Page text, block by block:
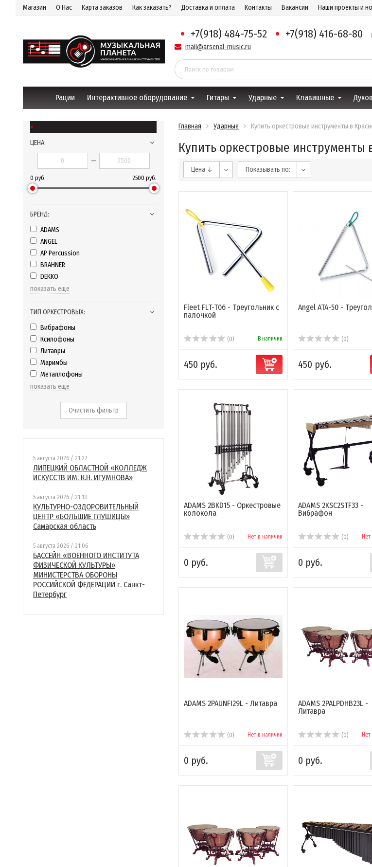
Магазин О Нас Карта заказов Как заказать? Доставка и оплата Контакты Вакансии Наши проекты и
+7(918) 484-75-52 +7(918) 416-68-80
mail@arsenal-music.ru
Рации Интерактивное оборудование Гитары Ударные Клавишные
×
ЦЕНА:
—
0 руб. 2500 руб.
БРЕНД:
ADAMS
ANGEL
AP Percussion
BRAHNER
DEKKO
показать еще
ТИП ОРКЕСТРОВЫХ:
Вибрафоны
Ксилофоны
Литавры
Маримбы
Металлофоны
показать еще
Очистить фильтр
5 августа 2026 / 21:27
ЛИПЕЦКИЙ ОБЛАСТНОЙ «КОЛЛЕДЖ
ИСКУССТВ ИМ. К.Н. ИГУМНОВА»
5 августа 2026 / 21:13
КУЛЬТУРНО-ОЗДОРОВИТЕЛЬНЫЙ
ЦЕНТР «БОЛЬШИЕ ГЛУШИЦЫ»
Самарская область
5 августа 2026 / 21:06
БАССЕЙН «ВОЕННОГО ИНСТИТУТА
ФИЗИЧЕСКОЙ КУЛЬТУРЫ»
МИНИСТЕРСТВА ОБОРОНЫ
РОССИЙСКОЙ ФЕДЕРАЦИИ г. Санкт-
Петербург
Главная Ударные Купить оркестровые инструменты в
Купить оркестровые инструменты
Цена ↓ Показывать по:
Fleet FLT-T06 - Треугольник с
палочкой
(0) В наличии
450 руб.
Angel ATA-50 -
(0)
450 руб.
ADAMS 2BKD15 - Оркестровые
колокола
(0) Нет в наличии
0 руб.
ADAMS 2KSC2STF33 -
Вибрафон
(0)
0 руб.
ADAMS 2PAUNFI29L - Литавра
(0) Нет в наличии
0 руб.
ADAMS 2PALPDHB23L -
Литавра
(0)
0 руб.